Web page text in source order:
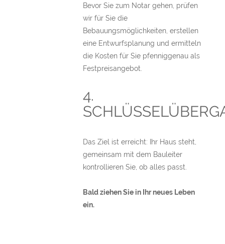
Bevor Sie zum Notar gehen, prüfen
wir für Sie die
Bebauungsmöglichkeiten, erstellen
eine Entwurfsplanung und ermitteln
die Kosten für Sie pfenniggenau als
Festpreisangebot.
4.
Das Ziel ist erreicht: Ihr Haus steht,
gemeinsam mit dem Bauleiter
kontrollieren Sie, ob alles passt.
Bald ziehen Sie in Ihr neues Leben
ein.